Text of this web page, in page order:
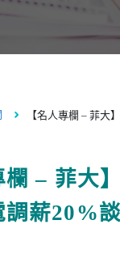
欄 – 菲大
薪20%